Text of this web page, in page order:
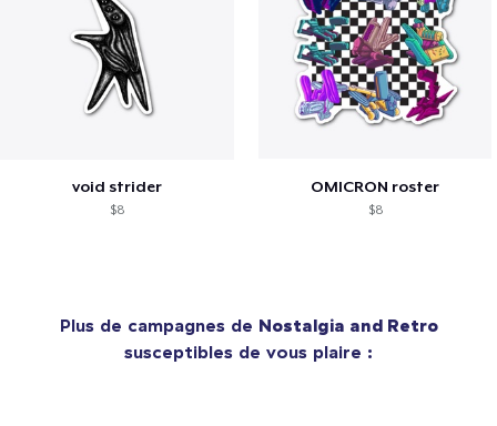
void strider
$8
OMICRON roster
$8
Plus de campagnes de Nostalgia and Retro
susceptibles de vous plaire :